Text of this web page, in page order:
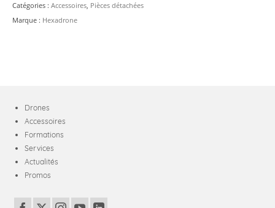
Catégories : Accessoires, Pièces détachées
Marque : Hexadrone
Drones
Accessoires
Formations
Services
Actualités
Promos